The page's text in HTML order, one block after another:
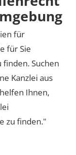
für
für Sie
Suchen
Kanzlei aus
Ihnen,
zu finden."